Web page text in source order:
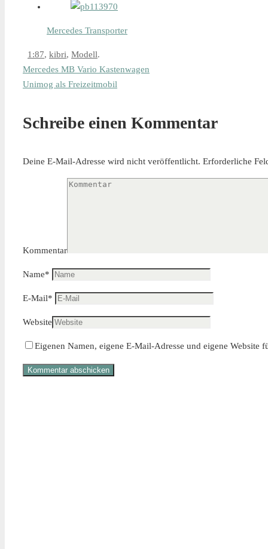
Mercedes Transporter
1:87, kibri, Modell.
Mercedes MB Vario Kastenwagen
Unimog als Freizeitmobil
Schreibe einen Kommentar
Deine E-Mail-Adresse wird nicht veröffentlicht. Erforderliche
Kommentar
Name*
E-Mail*
Website
Eigenen Namen, eigene E-Mail-Adresse und eigene Website